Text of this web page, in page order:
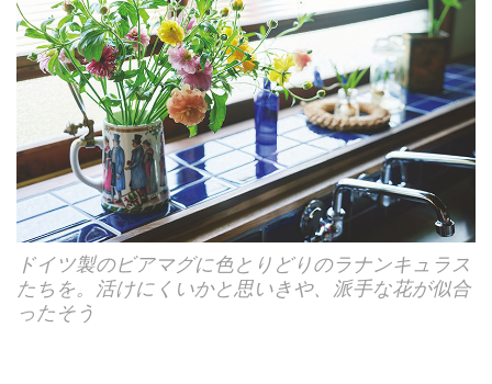
ドイツ製のビアマグに色とりどりのラナンキュラス
たちを。活けにくいかと思いきや、派手な花が似合
ったそう